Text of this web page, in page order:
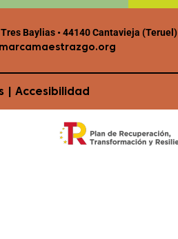
Baylias • 44140 Cantavieja (Teruel)
Accesibilidad